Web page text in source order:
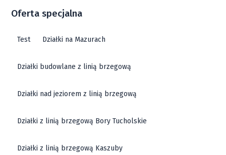
Oferta specjalna
Test Działki na Mazurach
Działki budowlane z linią brzegową
Działki nad jeziorem z linią brzegową
Działki z linią brzegową Bory Tucholskie
Działki z linią brzegową Kaszuby